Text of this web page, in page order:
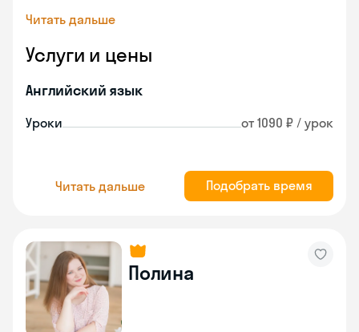
Читать дальше
Услуги и цены
Английский язык
Уроки от 1090 ₽ / урок
Читать дальше Подобрать время
Полина